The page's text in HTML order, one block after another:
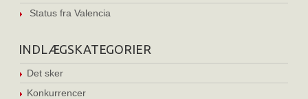
Status fra Valencia
INDLÆGSKATEGORIER
Det sker
Konkurrencer